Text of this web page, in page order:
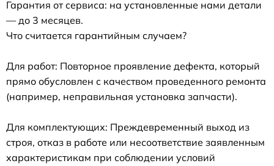
Гарантия от сервиса: на установленные нами детали
— до 3 месяцев.
Что считается гарантийным случаем?
Для работ: Повторное проявление дефекта, который
прямо обусловлен с качеством проведенного ремонта
(например, неправильная установка запчасти).
Для комплектующих: Преждевременный выход из
строя, отказ в работе или несоответствие заявленным
характеристикам при соблюдении условий